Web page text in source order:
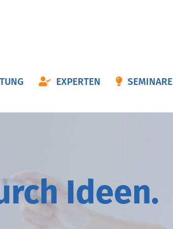
EXPERTEN SEMINARE
I deen.